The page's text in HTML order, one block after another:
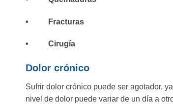
• Fracturas
• Cirugía
Dolor crónico
Sufrir dolor crónico puede ser agotador,
nivel de dolor puede variar de un día a